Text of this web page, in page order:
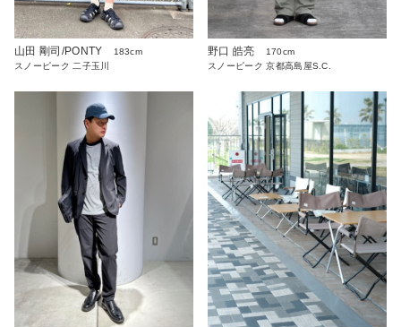
山田 剛司/PONTY
183cm
スノーピーク 二子玉川
野口 皓亮
170cm
スノーピーク 京都高島屋S.C.